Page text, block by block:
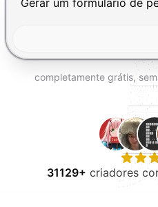
completamente grátis,
31129+ criadores